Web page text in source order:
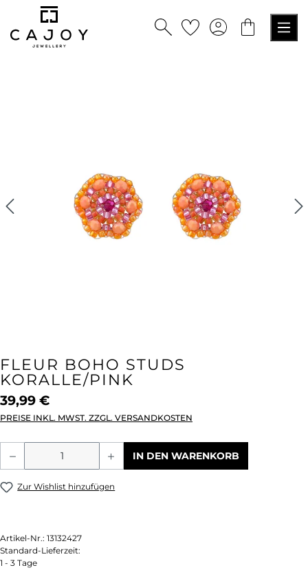
springen
FLEUR BOHO STUDS
KORALLE/PINK
39,99 €
PREISE INKL. MWST. ZZGL. VERSANDKOSTEN
Produkt Anzahl: Gib den gewünschten
IN DEN WARENKORB
Zur Wishlist hinzufügen
Artikel-Nr.: 13132427
Standard-Lieferzeit:
1 - 3 Tage